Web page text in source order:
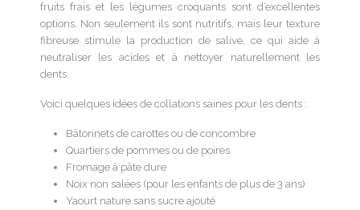
fruits frais et les légumes croquants sont d’excellentes
options. Non seulement ils sont nutritifs, mais leur texture
fibreuse stimule la production de salive, ce qui aide à
neutraliser les acides et à nettoyer naturellement les
dents.
Voici quelques idées de collations saines pour les dents :
Bâtonnets de carottes ou de concombre
Quartiers de pommes ou de poires
Fromage à pâte dure
Noix non salées (pour les enfants de plus de 3 ans)
Yaourt nature sans sucre ajouté